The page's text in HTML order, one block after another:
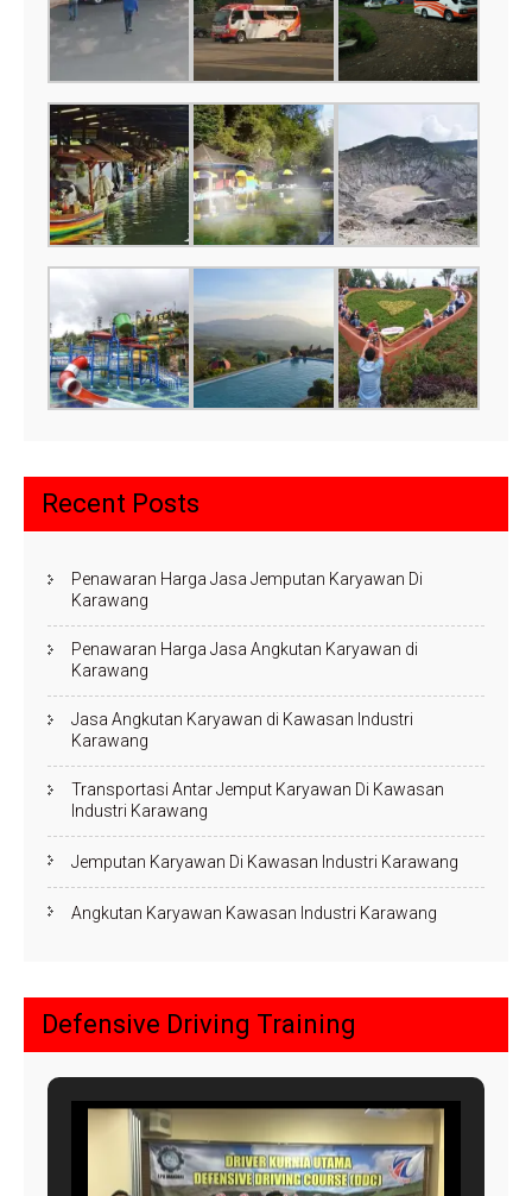
Recent Posts
Penawaran Harga Jasa Jemputan Karyawan Di
Karawang
Penawaran Harga Jasa Angkutan Karyawan di
Karawang
Jasa Angkutan Karyawan di Kawasan Industri
Karawang
Transportasi Antar Jemput Karyawan Di Kawasan
Industri Karawang
Jemputan Karyawan Di Kawasan Industri Karawang
Angkutan Karyawan Kawasan Industri Karawang
Defensive Driving Training